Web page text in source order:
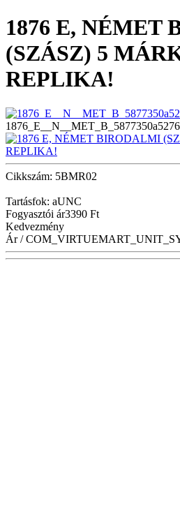
1876 E, NÉMET
(SZÁSZ) 5
REPLIKA!
Cikkszám: 5BMR02
Tartásfok: aUNC
Fogyasztói ár3390 Ft
Kedvezmény
Ár /